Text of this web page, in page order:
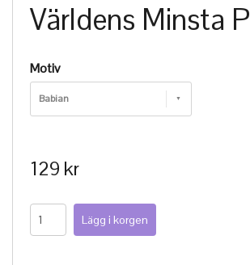
Världens Minsta
Motiv
Babian
129 kr